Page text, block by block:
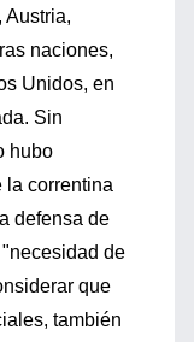
Austria,
naciones,
Unidos, en
Sin
hubo
la correntina
defensa de
de
que
también